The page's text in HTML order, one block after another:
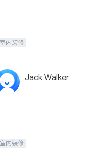
室内装修
Jack Walker
室内装修